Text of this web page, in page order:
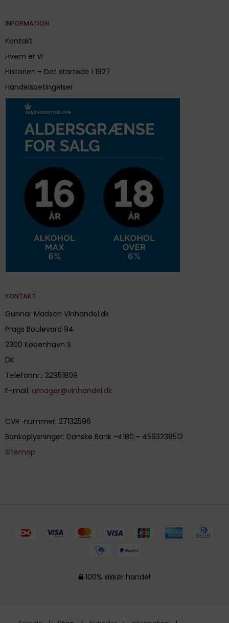
INFORMATION
Kontakt
Hvem er vi
Historien - Det startede i 1927
Handelsbetingelser
KONTAKT
Gunnar Madsen Vinhandel.dk
Prags Boulevard 94
2300 København S
DK
Telefonnr.: 32951809
E-mail: amager@vinhandel.dk
CVR-nummer: 27132596
Bankoplysninger: Danske Bank -4180 - 4593238512
Sitemap
100% sikker handel